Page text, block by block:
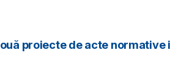
proiecte de acte